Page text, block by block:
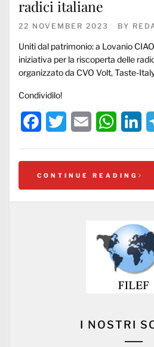
radici italiane
22 NOVEMBER 2023 BY
Uniti dal patrimonio: a Lovanio
iniziativa per la riscoperta delle
organizzato da CVO Volt, Taste-
Condividilo!
Facebook
Twitter Email
CONTINUE READING
I NOSTRI